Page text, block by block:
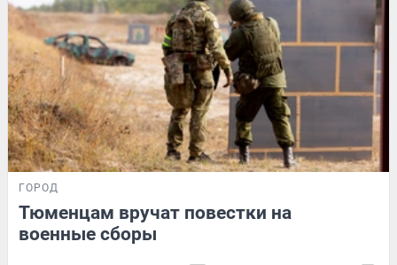
ГОРОД
Тюменцам вручат повестки на
военные сборы